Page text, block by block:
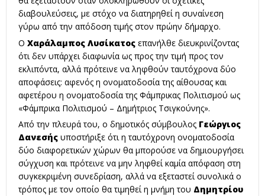
διαβουλεύσεις, με στόχο να διατηρηθεί η συναίνεση
γύρω από την απόδοση τιμής στον πρώην δήμαρχο.
Ο Χαράλαμπος Λυσίκατος επανήλθε διευκρινίζοντας
ότι δεν υπάρχει διαφωνία ως προς την τιμή προς τον
εκλιπόντα, αλλά πρότεινε να ληφθούν ταυτόχρονα δύο
αποφάσεις: αφενός η ονοματοδοσία της αίθουσας και
αφετέρου η ονοματοδοσία της Φάμπρικας Πολιτισμού ως
«Φάμπρικα Πολιτισμού – Δημήτριος Τσιγκούνης».
Από την πλευρά του, ο δημοτικός σύμβουλος Γεώργιος
Δανεσής υποστήριξε ότι η ταυτόχρονη ονοματοδοσία
δύο διαφορετικών χώρων θα μπορούσε να δημιουργήσει
σύγχυση και πρότεινε να μην ληφθεί καμία απόφαση στη
συγκεκριμένη συνεδρίαση, αλλά να εξεταστεί συνολικά ο
τρόπος με τον οποίο θα τιμηθεί η μνήμη του Δημητρίου